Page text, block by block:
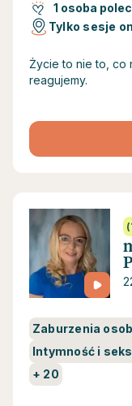
1 osoba
Tylko sesje
Życie to nie to, co
reagujemy.
Zaburzenia
Intymność i
+ 20